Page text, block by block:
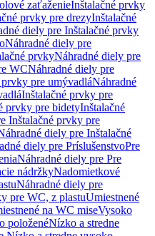
zaťaženieInštalačné prvky
prvky pre drezyInštalačné
diely pre Inštalačné prvky
Náhradné diely pre
prvkyNáhradné diely pre
WCNáhradné diely pre
pre umývadláNáhradné
Inštalačné prvky pre
prvky pre bidetyInštalačné
Inštalačné prvky pre
diely pre Inštalačné
diely pre PríslušenstvoPre
Náhradné diely pre Pre
nádržkyNadomietkové
Náhradné diely pre
pre WC, z plastuUmiestnené
na WC miseVysoko
položenéNízko a stredne